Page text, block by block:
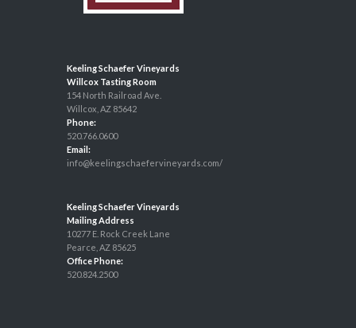
Keeling Schaefer Vineyards
Willcox Tasting Room
154 North Railroad Ave.
Willcox, AZ 85642
Phone:
520.766.0600
Email:
info@keelingschaefervineyards.com/
Keeling Schaefer Vineyards
Mailing Address
10277 E. Rock Creek Lane
Pearce, AZ 85625
Office Phone:
520.824.2500